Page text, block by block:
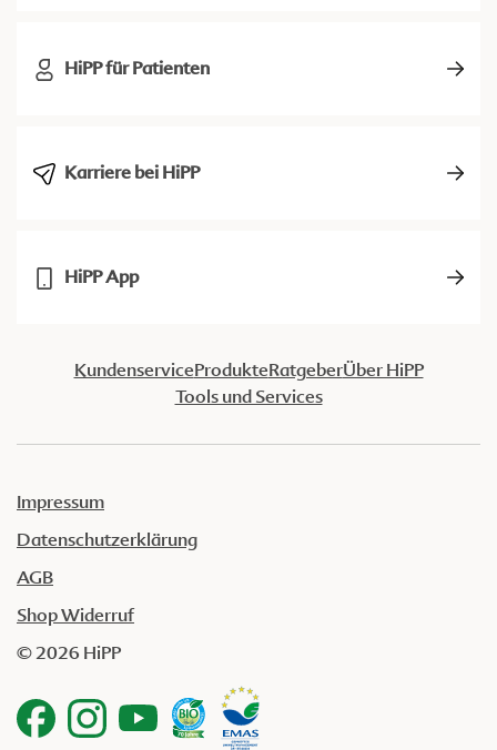
HiPP für Patienten
Karriere bei HiPP
HiPP App
KundenserviceProdukteRatgeberÜber HiPP
Tools und Services
Impressum
Datenschutzerklärung
AGB
Shop Widerruf
© 2026 HiPP